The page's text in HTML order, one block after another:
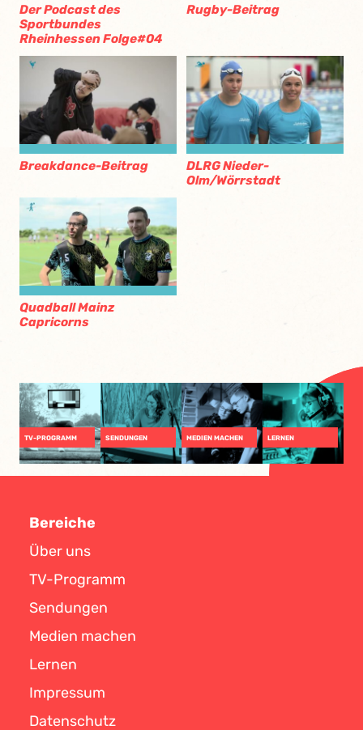
Der Podcast des
Sportbundes
Rheinhessen Folge#04
Rugby-Beitrag
Breakdance-Beitrag
DLRG Nieder-
Olm/Wörrstadt
Quadball Mainz
Capricorns
TV-PROGRAMM SENDUNGEN MEDIEN MACHEN LERNEN
Bereiche
Über uns
TV-Programm
Sendungen
Medien machen
Lernen
Impressum
Datenschutz